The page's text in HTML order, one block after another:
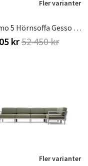
Fler varianter
Maximo 5 Hörnsoffa Gesso - Lava
kr52 450 kr
Fler varianter